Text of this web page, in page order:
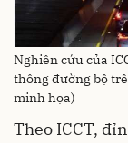
Nghiên cứu của
thông đường bộ
minh họa)
Theo ICCT,